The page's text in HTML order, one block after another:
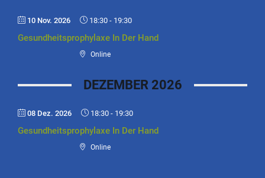
10 Nov. 2026 18:30 - 19:30
Gesundheitsprophylaxe In Der Hand
Online
DEZEMBER 2026
08 Dez. 2026 18:30 - 19:30
Gesundheitsprophylaxe In Der Hand
Online